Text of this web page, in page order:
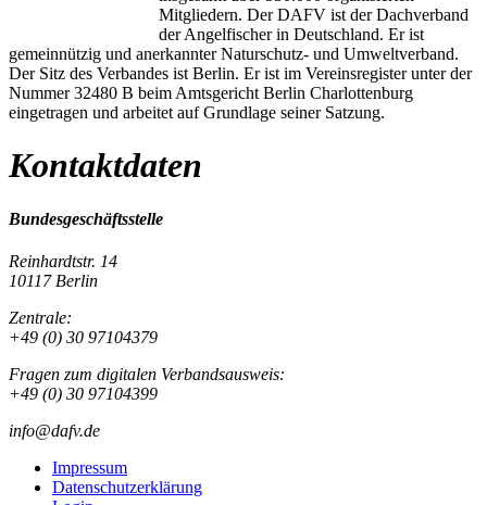
Mitgliedern. Der DAFV ist der Dachverband
der Angelfischer in Deutschland. Er ist
gemeinnützig und anerkannter Naturschutz- und Umweltverband.
Der Sitz des Verbandes ist Berlin. Er ist im Vereinsregister unter der
Nummer 32480 B beim Amtsgericht Berlin Charlottenburg
eingetragen und arbeitet auf Grundlage seiner Satzung.
Kontaktdaten
Bundesgeschäftsstelle
Reinhardtstr. 14
10117 Berlin
Zentrale:
+49 (0) 30 97104379
Fragen zum digitalen Verbandsausweis:
+49 (0) 30 97104399
info@dafv.de
Impressum
Datenschutzerklärung